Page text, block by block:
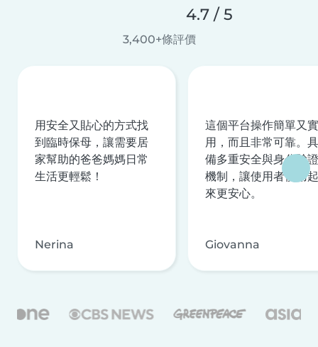
4.7 / 5
3,400+條評價
用安全又貼心的方式找
到臨時保母，讓需要居
家幫助的爸爸媽媽日常
生活更輕鬆！
Nerina
這個平台操作簡單又實
用，而且非常可靠。具
備多重安全與身分驗證
機制，讓使用者使用起
來更安心。
Giovanna